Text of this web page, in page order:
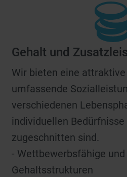
Gehalt und
Wir bieten eine
umfassende
verschiedenen
individuellen
zugeschnitten sind.
- Wettbewerbsfähige
Gehaltsstrukturen